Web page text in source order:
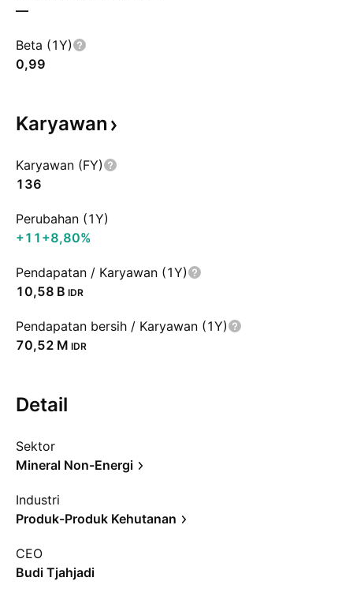
—
Beta (1Y)
0,99
Karyawan
Karyawan (FY)
136
Perubahan (1Y)
+11 +8,80%
Pendapatan / Karyawan (1Y)
‪10,58 B‬ IDR
Pendapatan bersih / Karyawan (1Y)
‪70,52 M‬ IDR
Detail
Sektor
Mineral Non-Energi
Industri
Produk-Produk Kehutanan
CEO
Budi Tjahjadi